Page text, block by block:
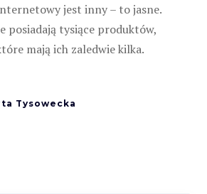
jest inny – to jasne.
posiadają tysiące produktów,
mają ich zaledwie kilka.
Tysowecka